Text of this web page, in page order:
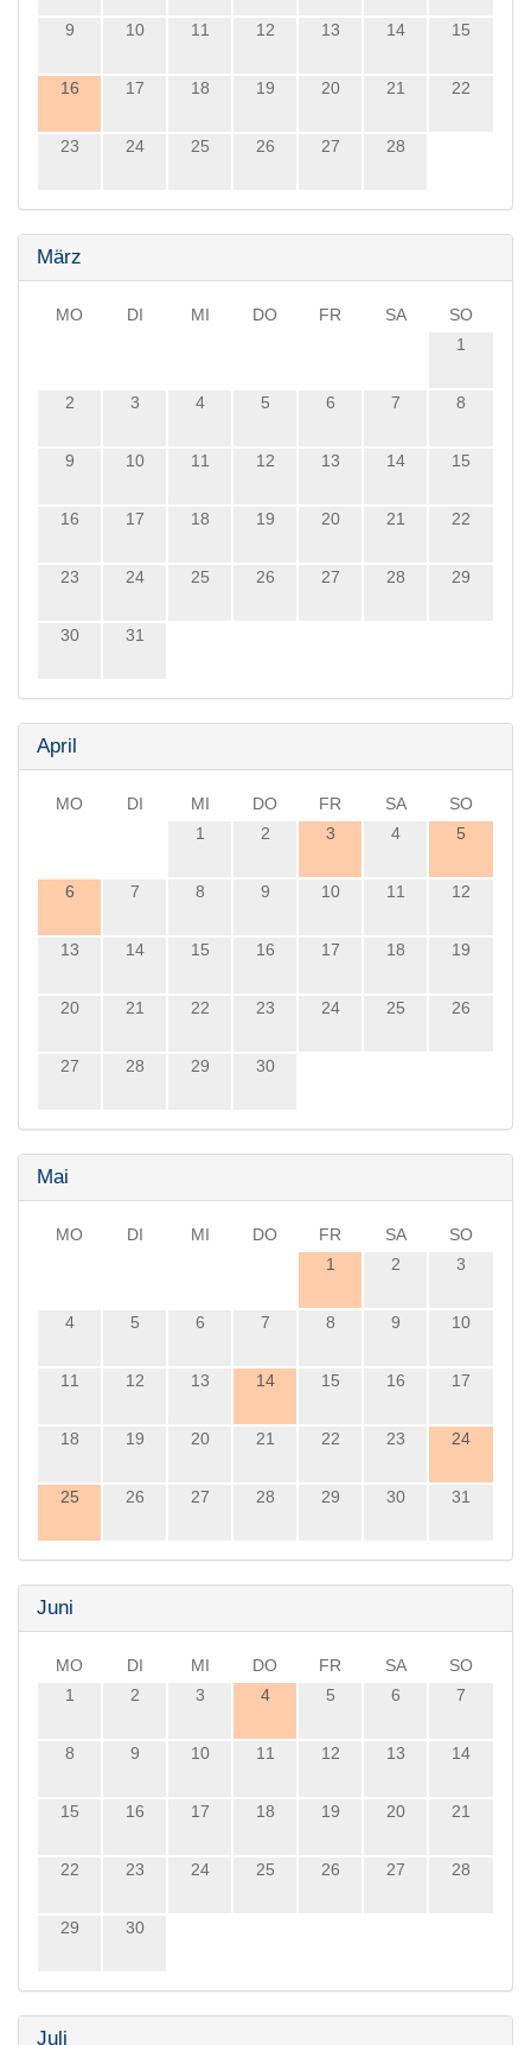
9 10 11 12 13 14 15
16 17 18 19 20 21 22
23 24 25 26 27 28
März
MO DI MI DO FR SA
SO
1
2 3 4 5 6 7 8
9 10 11 12 13 14 15
16 17 18 19 20 21 22
23 24 25 26 27 28 29
30 31
April
MO DI MI DO FR SA
SO
1
2 3 4 5
6 7 8 9 10 11 12
13 14 15 16 17 18 19
20 21 22 23 24 25 26
27 28 29 30
Mai
MO DI MI DO FR SA
SO
1
2 3
4 5 6 7 8 9 10
11 12 13 14 15 16 17
18 19 20 21 22 23 24
25 26 27 28 29 30 31
Juni
MO DI MI DO FR SA
SO
1
2 3 4 5 6 7
8 9 10 11 12 13 14
15 16 17 18 19 20 21
22 23 24 25 26 27 28
29 30
Juli